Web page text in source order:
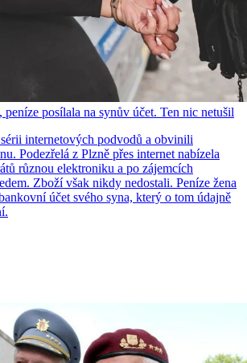
posílala na synův účet. Ten nic netušil
internetových podvodů a obvinili
Podezřelá z Plzně přes internet nabízela
různou elektroniku a po zájemcích
Zboží však nikdy nedostali. Peníze žena
účet svého syna, který o tom údajně